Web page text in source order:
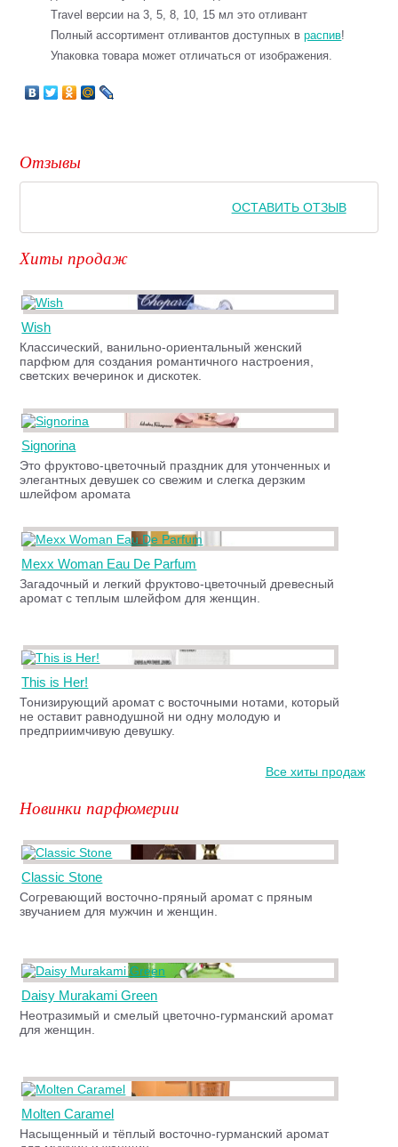
Travel версии на 3, 5, 8, 10, 15 мл это отливант
Полный ассортимент отливантов доступных враспив!
Упаковка товара может отличаться от изображения.
Отзывы
ОСТАВИТЬ ОТЗЫВ
Хиты продаж
Wish
Классический, ванильно-ориентальный женский
парфюм для создания романтичного настроения,
светских вечеринок и дискотек.
Signorina
Это фруктово-цветочный праздник для утонченных и
элегантных девушек со свежим и слегка дерзким
шлейфом аромата
Mexx Woman Eau De Parfum
Загадочный и легкий фруктово-цветочный древесный
аромат с теплым шлейфом для женщин.
This is Her!
Тонизирующий аромат с восточными нотами, который
не оставит равнодушной ни одну молодую и
предприимчивую девушку.
Все хиты продаж
Новинки парфюмерии
Classic Stone
Согревающий восточно-пряный аромат с пряным
звучанием для мужчин и женщин.
Daisy Murakami Green
Неотразимый и смелый цветочно-гурманский аромат
для женщин.
Molten Caramel
Насыщенный и тёплый восточно-гурманский аромат